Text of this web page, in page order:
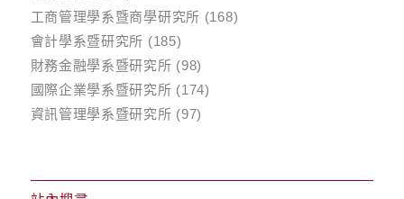
工商管理學系暨商學研究所 (168)
會計學系暨研究所 (185)
財務金融學系暨研究所 (98)
國際企業學系暨研究所 (174)
資訊管理學系暨研究所 (97)